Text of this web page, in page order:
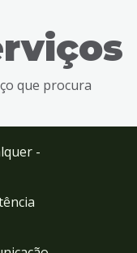
que procura
-